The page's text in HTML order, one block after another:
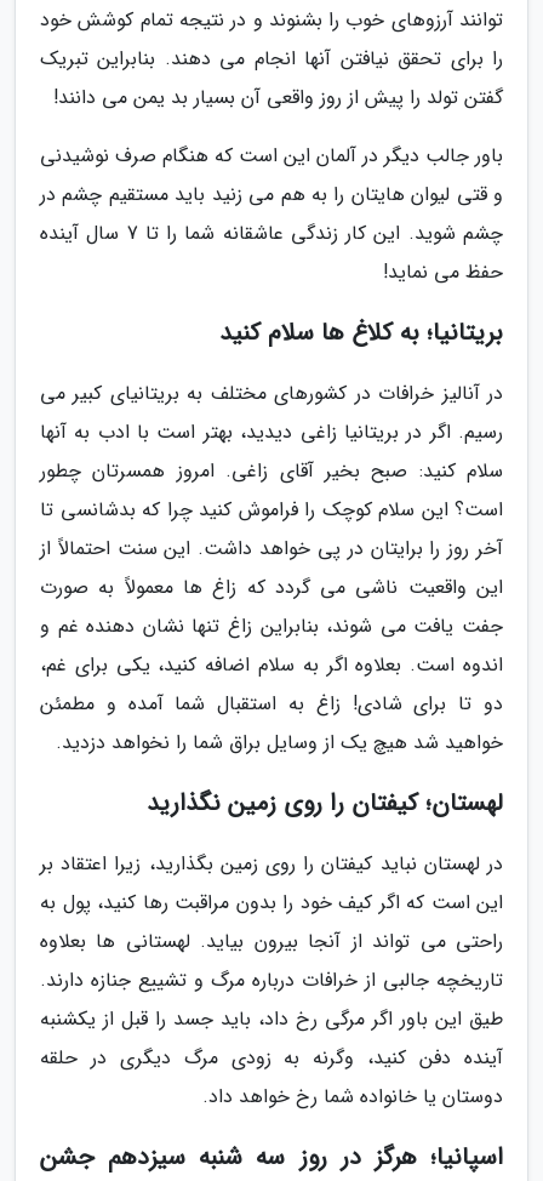
توانند آرزوهای خوب را بشنوند و در نتیجه تمام کوشش خود
را برای تحقق نیافتن آنها انجام می دهند. بنابراین تبریک
گفتن تولد را پیش از روز واقعی آن بسیار بد یمن می دانند!
باور جالب دیگر در آلمان این است که هنگام صرف نوشیدنی
و قتی لیوان هایتان را به هم می زنید باید مستقیم چشم در
چشم شوید. این کار زندگی عاشقانه شما را تا 7 سال آینده
حفظ می نماید!
بریتانیا؛ به کلاغ ها سلام کنید
در آنالیز خرافات در کشورهای مختلف به بریتانیای کبیر می
رسیم. اگر در بریتانیا زاغی دیدید، بهتر است با ادب به آنها
سلام کنید: صبح بخیر آقای زاغی. امروز همسرتان چطور
است؟ این سلام کوچک را فراموش کنید چرا که بدشانسی تا
آخر روز را برایتان در پی خواهد داشت. این سنت احتمالاً از
این واقعیت ناشی می گردد که زاغ ها معمولاً به صورت
جفت یافت می شوند، بنابراین زاغ تنها نشان دهنده غم و
اندوه است. بعلاوه اگر به سلام اضافه کنید، یکی برای غم،
دو تا برای شادی! زاغ به استقبال شما آمده و مطمئن
خواهید شد هیچ یک از وسایل براق شما را نخواهد دزدید.
لهستان؛ کیفتان را روی زمین نگذارید
در لهستان نباید کیفتان را روی زمین بگذارید، زیرا اعتقاد بر
این است که اگر کیف خود را بدون مراقبت رها کنید، پول به
راحتی می تواند از آنجا بیرون بیاید. لهستانی ها بعلاوه
تاریخچه جالبی از خرافات درباره مرگ و تشییع جنازه دارند.
طیق این باور اگر مرگی رخ داد، باید جسد را قبل از یکشنبه
آینده دفن کنید، وگرنه به زودی مرگ دیگری در حلقه
دوستان یا خانواده شما رخ خواهد داد.
اسپانیا؛ هرگز در روز سه شنبه سیزدهم جشن